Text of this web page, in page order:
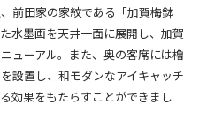
前田家の家紋である「加賀梅鉢
水墨画を天井一面に展開し、加賀
ューアル。
また、奥の客席には櫓
設置し、和モダンなアイキャッチ
効果をもたらすことができまし